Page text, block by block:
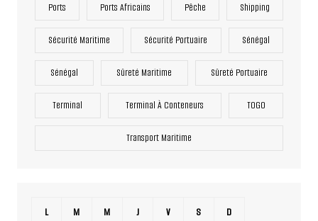
Ports Ports Africains Pêche Shipping
Sécurité Maritime Sécurité Portuaire Sénégal
Sénégal Sûreté Maritime Sûreté Portuaire
Terminal Terminal À Conteneurs TOGO
Transport Maritime
L M M J V S D